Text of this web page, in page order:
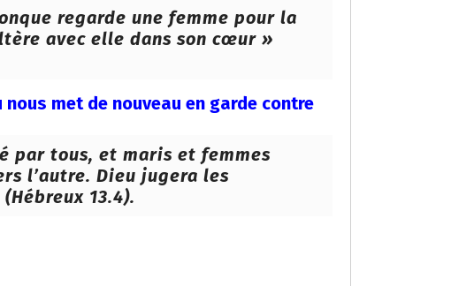
regarde une femme pour la
avec elle dans son cœur »
nous met de nouveau en garde contre
par tous, et maris et femmes
l’autre. Dieu jugera les
13.4).